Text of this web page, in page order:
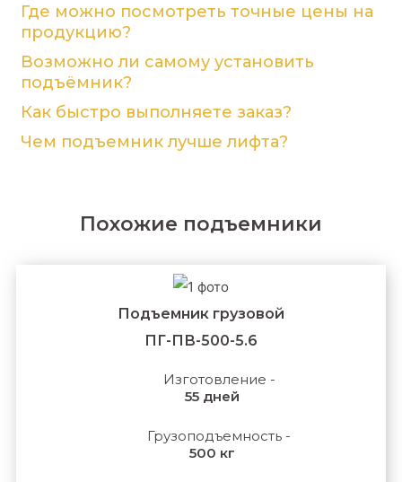
Где можно посмотреть точные цены на
продукцию?
Возможно ли самому установить
подъёмник?
Как быстро выполняете заказ?
Чем подъемник лучше лифта?
Похожие подъемники
Подъемник грузовой
ПГ-ПВ-500-5.6
Изготовление -
55 дней
Грузоподъемность -
500 кг